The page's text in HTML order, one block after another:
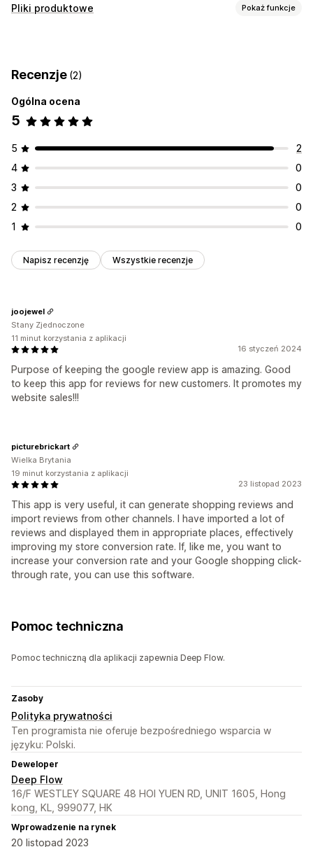
Pliki produktowe Pokaż funkcje
Zarządzanie plikami produktowymi
Optymalizacja pliku produktowego
Recenzje (2)
Ogólna ocena
5
5
2
4
0
3
0
2
0
1
0
Napisz recenzję Wszystkie recenzje
16 styczeń 2024
Purpose of keeping the google review app is amazing. Good
to keep this app for reviews for new customers. It promotes my
website sales!!!
joojewel
Stany Zjednoczone
11 minut korzystania z aplikacji
23 listopad 2023
This app is very useful, it can generate shopping reviews and
import reviews from other channels. I have imported a lot of
reviews and displayed them in appropriate places, effectively
improving my store conversion rate. If, like me, you want to
increase your conversion rate and your Google shopping click-
through rate, you can use this software.
picturebrickart
Wielka Brytania
19 minut korzystania z aplikacji
Pomoc techniczna
Pomoc techniczną dla aplikacji zapewnia Deep Flow.
Zasoby
Polityka prywatności
Ten programista nie oferuje bezpośredniego wsparcia w
języku: Polski.
Deweloper
Deep Flow
16/F WESTLEY SQUARE 48 HOI YUEN RD, UNIT 1605, Hong
kong, KL, 999077, HK
Wprowadzenie na rynek
20 listopad 2023